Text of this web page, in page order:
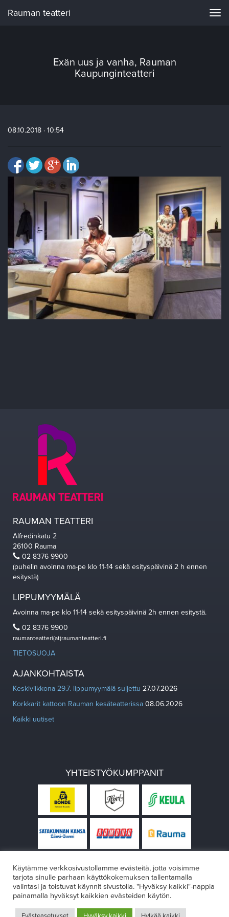
Rauman teatteri
Exän uus ja vanha, Rauman
Kaupunginteatteri
08.10.2018 · 10:54
RAUMAN TEATTERI
Alfredinkatu 2
26100 Rauma
02 8376 9900
(puhelin avoinna ma-pe klo 11-14 sekä esityspäivinä 2 h ennen
esitystä)
LIPPUMYYMÄLÄ
Avoinna ma-pe klo 11-14 sekä esityspäivinä 2h ennen esitystä.
02 8376 9900
raumanteatteri(at)raumanteatteri.fi
TIETOSUOJA
AJANKOHTAISTA
Keskiviikkona 29.7. lippumyymälä suljettu 27.07.2026
Korkkarit kattoon Rauman kesäteatterissa 08.06.2026
Kaikki uutiset
YHTEISTYÖKUMPPANIT
Käytämme verkkosivustollamme evästeitä, jotta voisimme
tarjota sinulle parhaan käyttökokemuksen tallentamalla
valintasi ja toistuvat käynnit sivustolla. "Hyväksy kaikki"-nappia
painamalla hyväksyt kaikkien evästeiden käytön.